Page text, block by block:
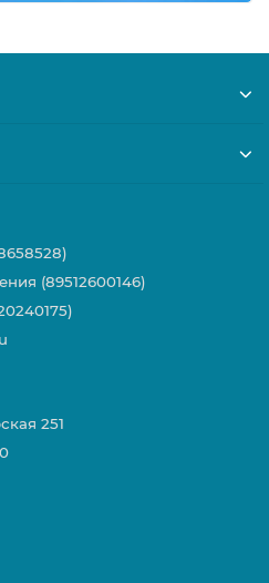
(89512600146)
251